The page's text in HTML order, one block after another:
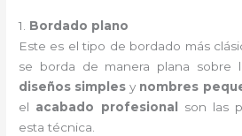
1. Bordado plano
Este es el tipo de bordado más
se borda de manera plana sobre
diseños simples y nombres
el acabado profesional
son las
esta técnica.